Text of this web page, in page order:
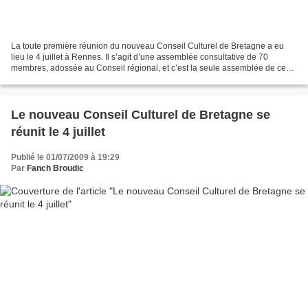
La toute première réunion du nouveau Conseil Culturel de Bretagne a eu
lieu le 4 juillet à Rennes. Il s’agit d’une assemblée consultative de 70
membres, adossée au Conseil régional, et c’est la seule assemblée de ce
Le nouveau Conseil Culturel de Bretagne se
réunit le 4 juillet
Publié le 01/07/2009 à 19:29
Par Fanch Broudic